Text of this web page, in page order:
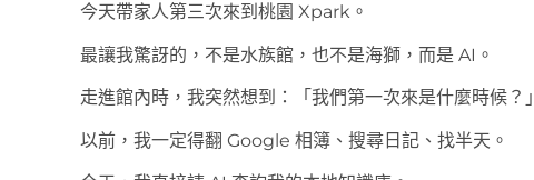
今天帶家人第三次來到桃園 Xpark。
最讓我驚訝的，不是水族館，也不是海獅，而是 AI。
走進館內時，我突然想到：「我們第一次來是什麼時候？」
以前，我一定得翻 Google 相簿、搜尋日記、找半天。